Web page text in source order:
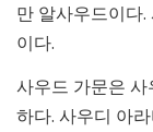
만 알사우드이다
이다.
사우드 가문은
하다. 사우디 아